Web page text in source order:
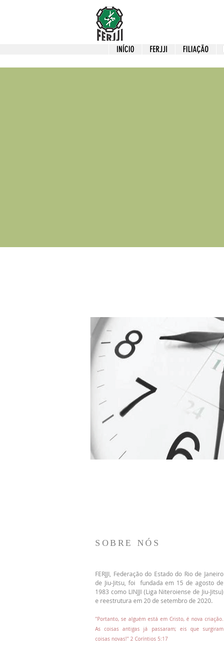
INÍCIO FERJJI FILIAÇÃO
SOBRE NÓS
FERJJI, Federação do Estado do Rio de Janeiro
de Jiu-Jitsu, foi fundada em 15 de agosto de
1983 como LINJJI (Liga Niteroiense de Jiu-Jitsu)
e reestrutura em 20 de setembro de 2020.
"Portanto, se alguém está em Cristo, é nova criação.
As coisas antigas já passaram; eis que surgiram
coisas novas!" 2 Coríntios 5:17